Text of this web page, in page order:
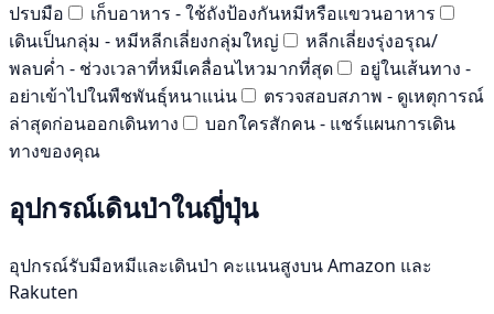
ปรบมือ
เก็บอาหาร - ใช้ถังป้องกันหมีหรือแขวนอาหาร
เดินเป็นกลุ่ม - หมีหลีกเลี่ยงกลุ่มใหญ่
หลีกเลี่ยงรุ่งอรุณ/
พลบค่ำ - ช่วงเวลาที่หมีเคลื่อนไหวมากที่สุด
อยู่ในเส้นทาง -
อย่าเข้าไปในพืชพันธุ์หนาแน่น
ตรวจสอบสภาพ - ดูเหตุการณ์
ล่าสุดก่อนออกเดินทาง
บอกใครสักคน - แชร์แผนการเดิน
ทางของคุณ
อุปกรณ์เดินป่าในญี่ปุ่น
อุปกรณ์รับมือหมีและเดินป่า คะแนนสูงบน Amazon และ
Rakuten